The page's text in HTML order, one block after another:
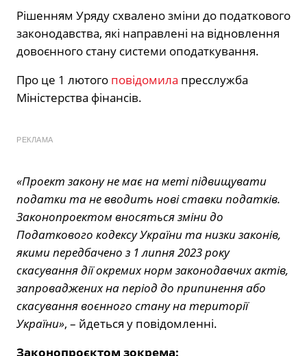
Рішенням Уряду схвалено зміни до податкового
законодавства, які направлені на відновлення
довоєнного стану системи оподаткування.
Про це 1 лютого повідомила пресслужба
Міністерства фінансів.
РЕКЛАМА
«Проект закону не має на меті підвищувати
податки та не вводить нові ставки податків.
Законопроектом вносяться зміни до
Податкового кодексу України та низки законів,
якими передбачено з 1 липня 2023 року
скасування дії окремих норм законодавчих актів,
запроваджених на період до припинення або
скасування воєнного стану на території
України», – йдеться у повідомленні.
Законопроєктом зокрема: